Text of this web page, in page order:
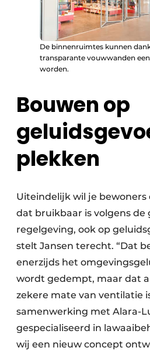
De binnenruimtes kunnen
transparante vouwwanden
worden.
Bouwen op
plekken
Uiteindelijk wil je bewoners
dat bruikbaar is volgens de
regelgeving, ook op
stelt Jansen terecht. “Dat
enerzijds het
wordt gedempt, maar dat
zekere mate van ventilatie
samenwerking met Alara-
gespecialiseerd in
wij een nieuw concept